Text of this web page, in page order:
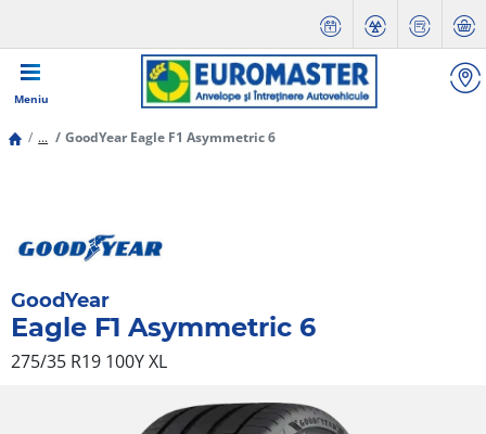
Meniu
... GoodYear Eagle F1 Asymmetric 6
GoodYear
Eagle F1 Asymmetric 6
275/35 R19 100YXL